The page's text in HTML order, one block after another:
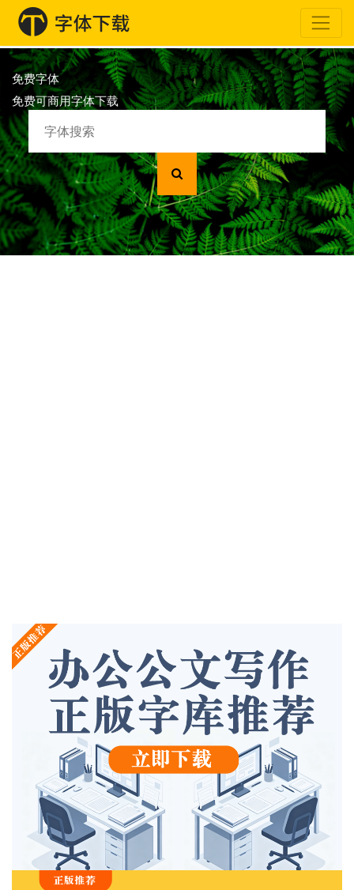
免费字体
免费可商用字体下载